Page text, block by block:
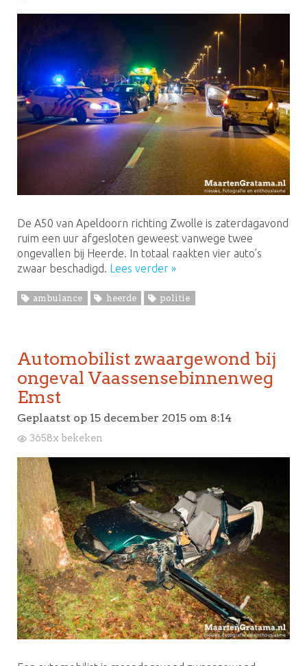
De A50 van Apeldoorn richting Zwolle is zaterdagavond
ruim een uur afgesloten geweest vanwege twee
ongevallen bij Heerde. In totaal raakten vier auto’s
zwaar beschadigd. Lees verder »
ambulance heerde politie
Automobilist zwaargewond bij
ongeval Vaassensebinnenweg
Emst
Geplaatst op 15 december 2015 om 8:14
3658x bekeken